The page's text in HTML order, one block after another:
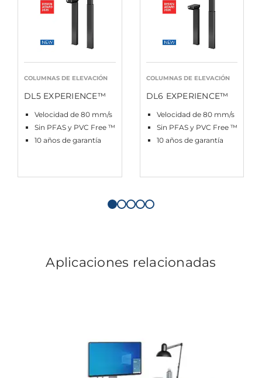
COLUMNAS DE ELEVACIÓN
DL5 EXPERIENCE™
Velocidad de 80 mm/s
Sin PFAS y PVC Free ™
10 años de garantía
COLUMNAS DE ELEVACIÓN
DL6 EXPERIENCE™
Velocidad de 80 mm/s
Sin PFAS y PVC Free ™
10 años de garantía
Aplicaciones relacionadas